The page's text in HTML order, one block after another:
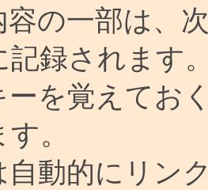
容の一部は、
記録されます
ーを覚えてお
。
自動的にリン